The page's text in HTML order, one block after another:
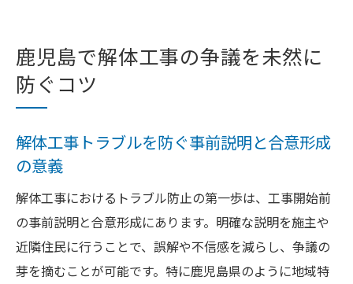
鹿児島で解体工事の争議を未然に
防ぐコツ
解体工事トラブルを防ぐ事前説明と合意形成
の意義
解体工事におけるトラブル防止の第一歩は、工事開始前
の事前説明と合意形成にあります。明確な説明を施主や
近隣住民に行うことで、誤解や不信感を減らし、争議の
芽を摘むことが可能です。特に鹿児島県のように地域特